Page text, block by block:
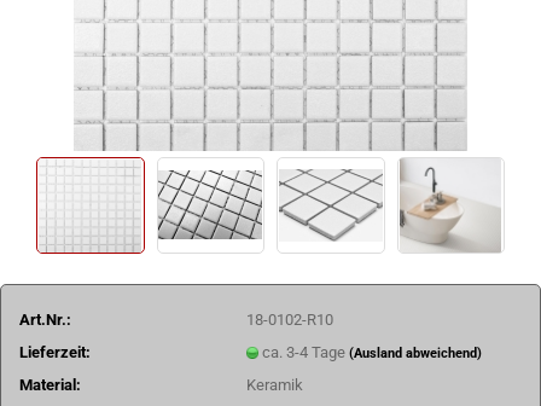
Art.Nr.:
18-0102-R10
Lieferzeit:
ca. 3-4 Tage(Ausland abweichend)
Material:
Keramik